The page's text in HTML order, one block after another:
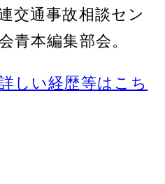
交通事故相談セン
青本編集部会。
しい経歴等はこち